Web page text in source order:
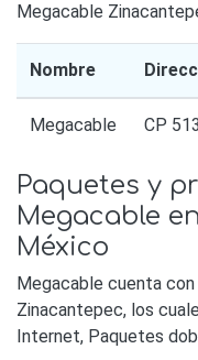
Megacable
Nombre
Megacable CP
Paquetes y
Megacable
México
Megacable cuenta
Zinacantepec, los
Internet, Paquetes